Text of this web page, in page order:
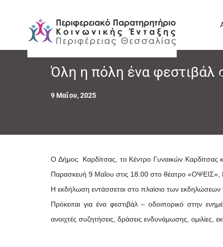
Όλη η πόλη ένα φεστιβάλ
9 Μαΐου, 2025
Ο Δήμος Καρδίτσας, το Κέντρο Γυναικών Καρδίτσας
Παρασκευή 9 Μαΐου στις 18.00 στο θέατρο «ΟΨΕΙΣ»,
Η εκδήλωση εντάσσεται στο πλαίσιο των
Πρόκειται για ένα φεστιβάλ – οδοιπορικό στην
ανοιχτές συζητήσεις, δράσεις ενδυνάμωσης, ομιλίες,